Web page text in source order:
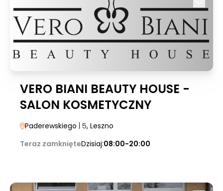
VERO BIANI BEAUTY HOUSE -
SALON KOSMETYCZNY
Paderewskiego | 5, Leszno
Teraz zamknięteDzisiaj:08:00-20:00